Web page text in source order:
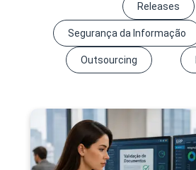
Releases
Segurança da Informação
Outsourcing